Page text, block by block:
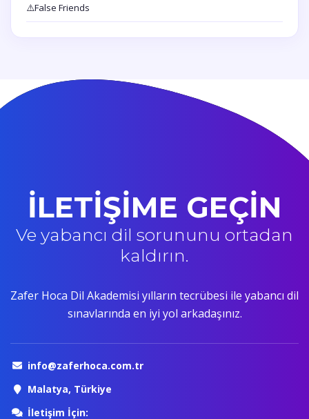
⚠️False Friends
İLETİŞİME GEÇİN
Ve yabancı dil sorununu ortadan
kaldırın.
Zafer Hoca Dil Akademisi yılların tecrübesi ile yabancı dil
sınavlarında en iyi yol arkadaşınız.
info@zaferhoca.com.tr
Malatya, Türkiye
İletişim İçin: